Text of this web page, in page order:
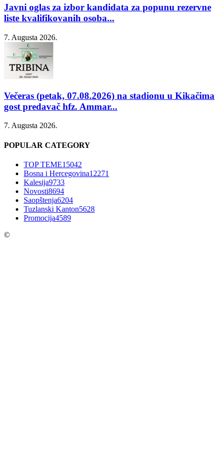
Javni oglas za izbor kandidata za popunu rezervne
liste kvalifikovanih osoba...
7. Augusta 2026.
Večeras (petak, 07.08.2026) na stadionu u Kikačima
gost predavač hfz. Ammar...
7. Augusta 2026.
POPULAR CATEGORY
TOP TEME15042
Bosna i Hercegovina12271
Kalesija9733
Novosti8694
Saopštenja6204
Tuzlanski Kanton5628
Promocija4589
©